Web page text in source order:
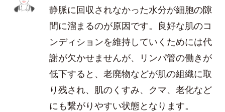
静脈に回収されなかった水分が細胞の隙
間に溜まるのが原因です。良好な肌のコ
ンディションを維持していくためには代
謝が欠かせませんが、リンパ管の働きが
低下すると、老廃物などが肌の組織に取
り残され、肌のくすみ、クマ、老化など
にも繋がりやすい状態となります。